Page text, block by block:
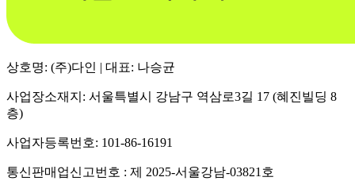
상호명: (주)다인 | 대표: 나승균
사업장소재지: 서울특별시 강남구 역삼로3길 17 (혜진빌딩 8
층)
사업자등록번호: 101-86-16191
통신판매업신고번호 : 제 2025-서울강남-03821호